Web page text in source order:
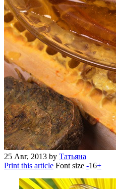
25 Авг, 2013 by Татьяна
Print this article Font size -16+